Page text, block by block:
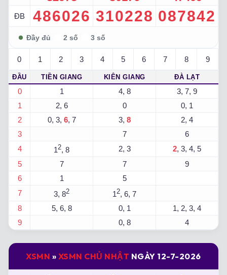
ĐB 486026 310228 087842
0 1 2 3 4 5 6 7 8 9
ĐẦU TIỀN GIANG KIÊN GIANG ĐÀ LẠT
0 1 4, 8
3, 7, 9
1
2, 6 0
0, 1
2
0, 3, 6, 7 3, 8
2, 4
3
7
6
4
12, 8 2, 3 2, 3, 4, 5
5
7 7
9
6
1
5
7
3, 82 12, 6, 7
8
5, 6, 8 0, 1
1, 2, 3, 4
9
0, 8 4
XSMN » XSMN CHỦ NHẬT NGÀY 12-7-2026